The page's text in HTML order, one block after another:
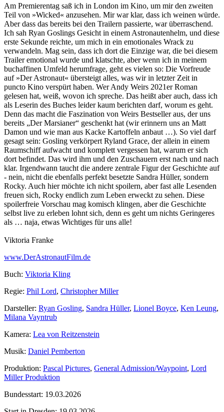
Am Premierentag saß ich in London im Kino, um mir den zweiten
Teil von »Wicked« anzusehen. Mir war klar, dass ich weinen würde.
Aber dass das bereits bei den Trailern passierte, war überraschend.
Ich sah Ryan Goslings Gesicht in einem Astronautenhelm, und diese
erste Sekunde reichte, um mich in ein emotionales Wrack zu
verwandeln. Mag sein, dass ich dort die Einzige war, die bei diesem
Trailer emotional wurde und klatschte, aber wenn ich in meinem
buchaffinen Umfeld herumfrage, geht es vielen so: Die Vorfreude
auf »Der Astronaut« übersteigt alles, was wir in letzter Zeit in
puncto Kino verspürt haben. Wer Andy Weirs 2021er Roman
gelesen hat, weiß, wovon ich spreche. Das heißt aber auch, dass ich
als Leserin des Buches leider kaum berichten darf, worum es geht.
Denn das macht die Faszination von Weirs Bestseller aus, der uns
bereits „Der Marsianer“ geschenkt hat (wir erinnern uns an Matt
Damon und wie man aus Kacke Kartoffeln anbaut …). So viel darf
gesagt sein: Gosling verkörpert Ryland Grace, der allein in einem
Raumschiff aufwacht und komplett vergessen hat, warum er sich
dort befindet. Das wird ihm und den Zuschauern erst nach und nach
klar. Irgendwann taucht die andere zentrale Figur der Geschichte auf
- nein, nicht die ebenfalls perfekt besetzte Sandra Hüller, sondern
Rocky. Auch hier möchte ich nicht spoilern, aber fast alle Lesenden
freuen sich, Rocky endlich zum Leben erweckt zu sehen. Diese
spoilerfreie Vorschau mag komisch klingen, aber die Geschichte
selbst live zu erleben lohnt sich, denn es geht um nichts Geringeres
als … naja, etwas Wichtiges für uns alle!
Viktoria Franke
www.DerAstronautFilm.de
Buch: Viktoria Kling
Regie: Phil Lord, Christopher Miller
Darsteller: Ryan Gosling, Sandra Hüller, Lionel Boyce, Ken Leung,
Milana Vayntrub
Kamera: Lea von Reitzenstein
Musik: Daniel Pemberton
Produktion: Pascal Pictures, General Admission/Waypoint, Lord
Miller Produktion
Bundesstart: 19.03.2026